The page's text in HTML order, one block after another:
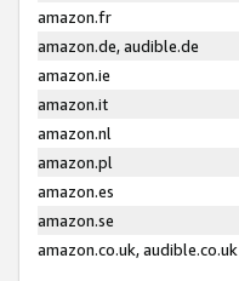
amazon.fr
amazon.de, audible.de
amazon.ie
amazon.it
amazon.nl
amazon.pl
amazon.es
amazon.se
amazon.co.uk, audible.co.uk